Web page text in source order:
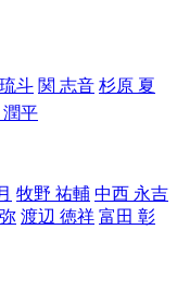
斗 関 志音 杉原 夏
潤平
牧野 祐輔 中西 永吉
渡辺 徳祥 富田 彰